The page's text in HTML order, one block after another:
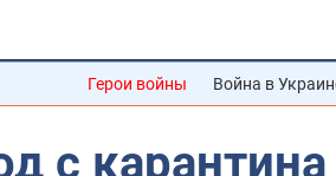
Герои войны Война в
с карантина